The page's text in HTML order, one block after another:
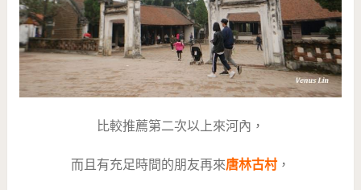
比較推薦第二次以上來河內，
而且有充足時間的朋友再來唐林古村，